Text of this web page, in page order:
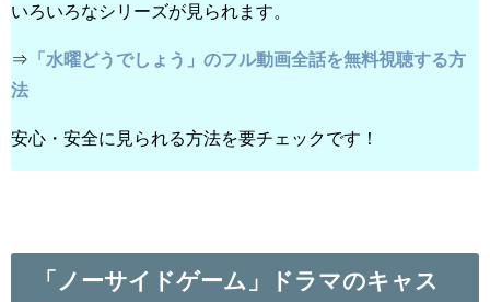
いろいろなシリーズが見られます。
⇒ 「水曜どうでしょう」のフル動画全話を無料視聴する方
法
安心・安全に見られる方法を要チェックです！
「ノーサイドゲーム」ドラマのキャス